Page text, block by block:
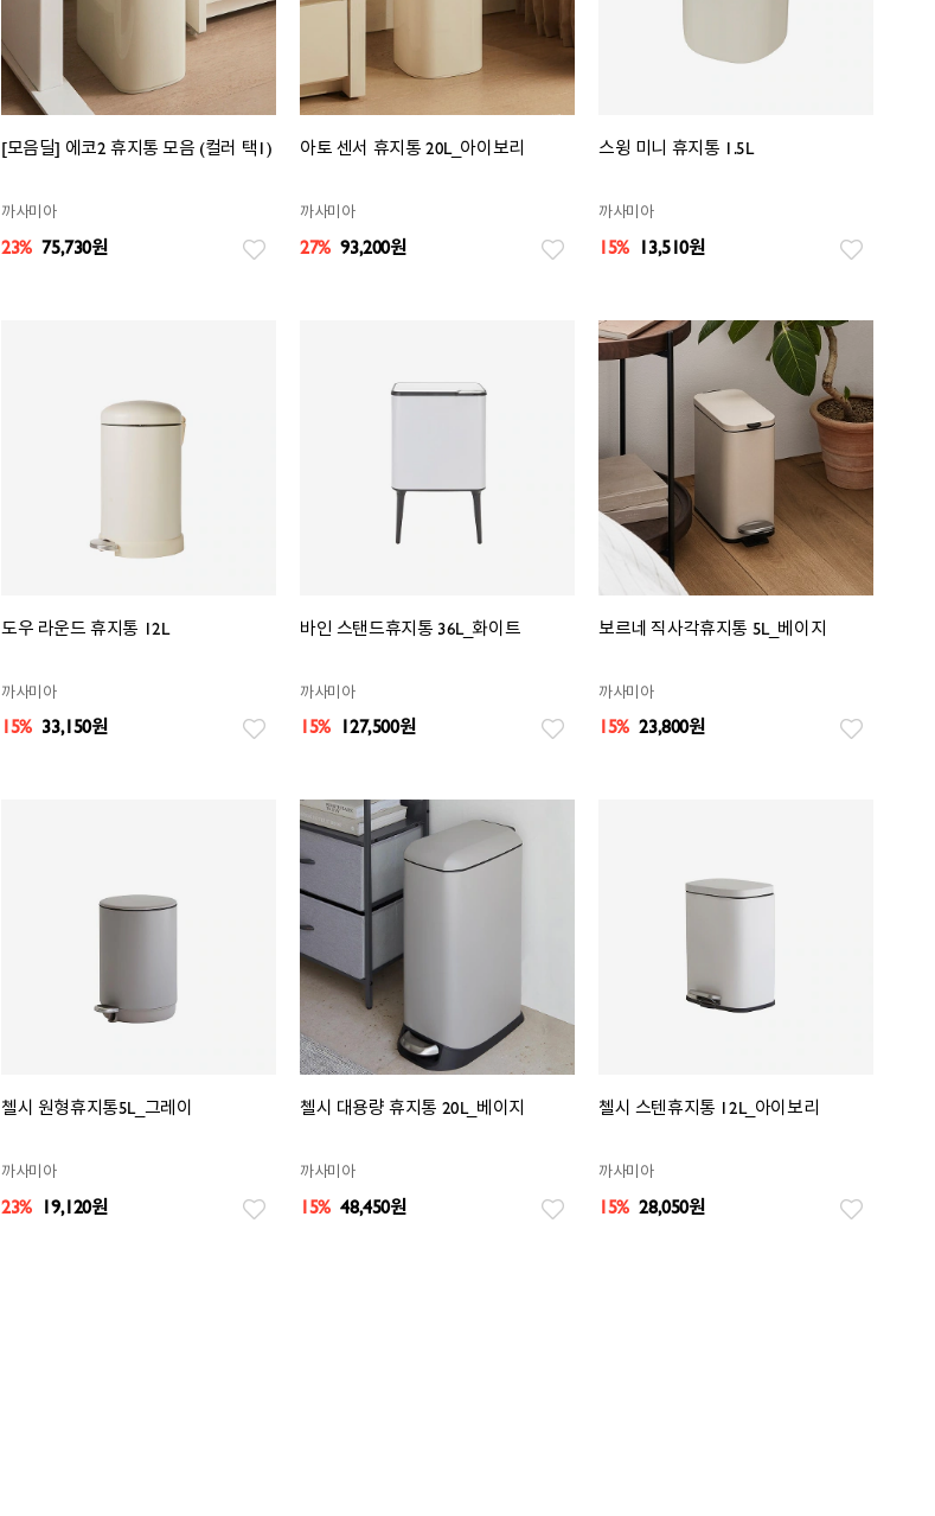
[모음딜] 에코2 휴지통 모음 (컬러 택1)
까사미아
23% 75,730원
아토 센서 휴지통 20L_아이보리
까사미아
27% 93,200원
스윙 미니 휴지통 1.5L
까사미아
15% 13,510원
도우 라운드 휴지통 12L
까사미아
15% 33,150원
바인 스탠드휴지통 36L_화이트
까사미아
15% 127,500원
보르네 직사각휴지통 5L_베이지
까사미아
15% 23,800원
첼시 원형휴지통5L_그레이
까사미아
23% 19,120원
첼시 대용량 휴지통 20L_베이지
까사미아
15% 48,450원
첼시 스텐휴지통 12L_아이보리
까사미아
15% 28,050원